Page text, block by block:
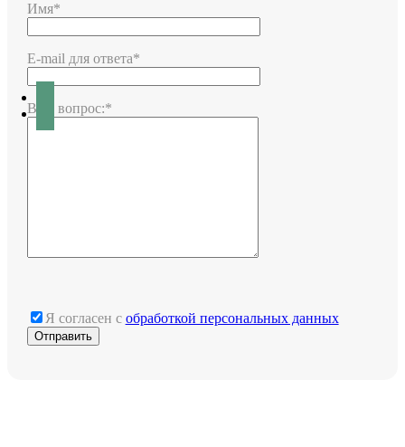
Имя*
E-mail для ответа*
Ваш вопрос:*
Я согласен с обработкой персональных данных